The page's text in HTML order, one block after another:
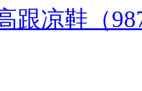
跟凉鞋（